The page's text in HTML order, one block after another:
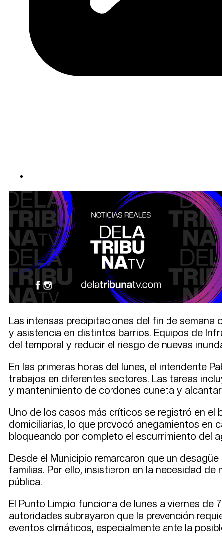
Las intensas precipitaciones del fin de semana
y asistencia en distintos barrios. Equipos de
del temporal y reducir el riesgo de nuevas
En las primeras horas del lunes, el intendente
trabajos en diferentes sectores. Las tareas
y mantenimiento de cordones cuneta y
Uno de los casos más críticos se registró en
domiciliarias, lo que provocó anegamientos en
bloqueando por completo el escurrimiento del
Desde el Municipio remarcaron que un
familias. Por ello, insistieron en la necesidad
pública.
El Punto Limpio funciona de lunes a viernes de
autoridades subrayaron que la prevención
eventos climáticos, especialmente ante la